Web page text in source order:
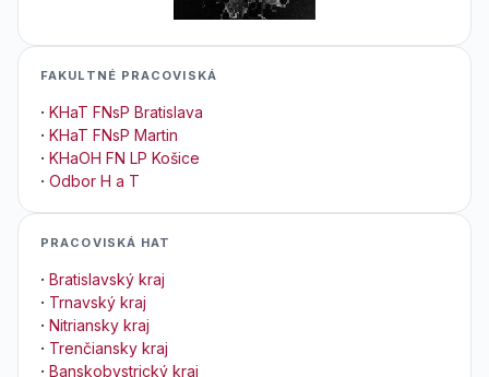
FAKULTNÉ PRACOVISKÁ
· KHaT FNsP Bratislava
· KHaT FNsP Martin
· KHaOH FN LP Košice
· Odbor H a T
PRACOVISKÁ HAT
· Bratislavský kraj
· Trnavský kraj
· Nitriansky kraj
· Trenčiansky kraj
· Banskobystrický kraj